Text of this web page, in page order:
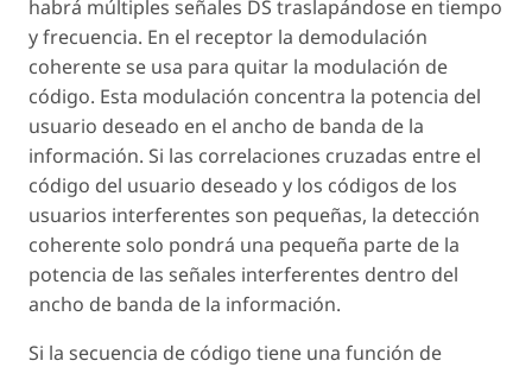
habrá múltiples señales DS traslapándose en tiempo
y frecuencia. En el receptor la demodulación
coherente se usa para quitar la modulación de
código. Esta modulación concentra la potencia del
usuario deseado en el ancho de banda de la
información. Si las correlaciones cruzadas entre el
código del usuario deseado y los códigos de los
usuarios interferentes son pequeñas, la detección
coherente solo pondrá una pequeña parte de la
potencia de las señales interferentes dentro del
ancho de banda de la información.
Si la secuencia de código tiene una función de